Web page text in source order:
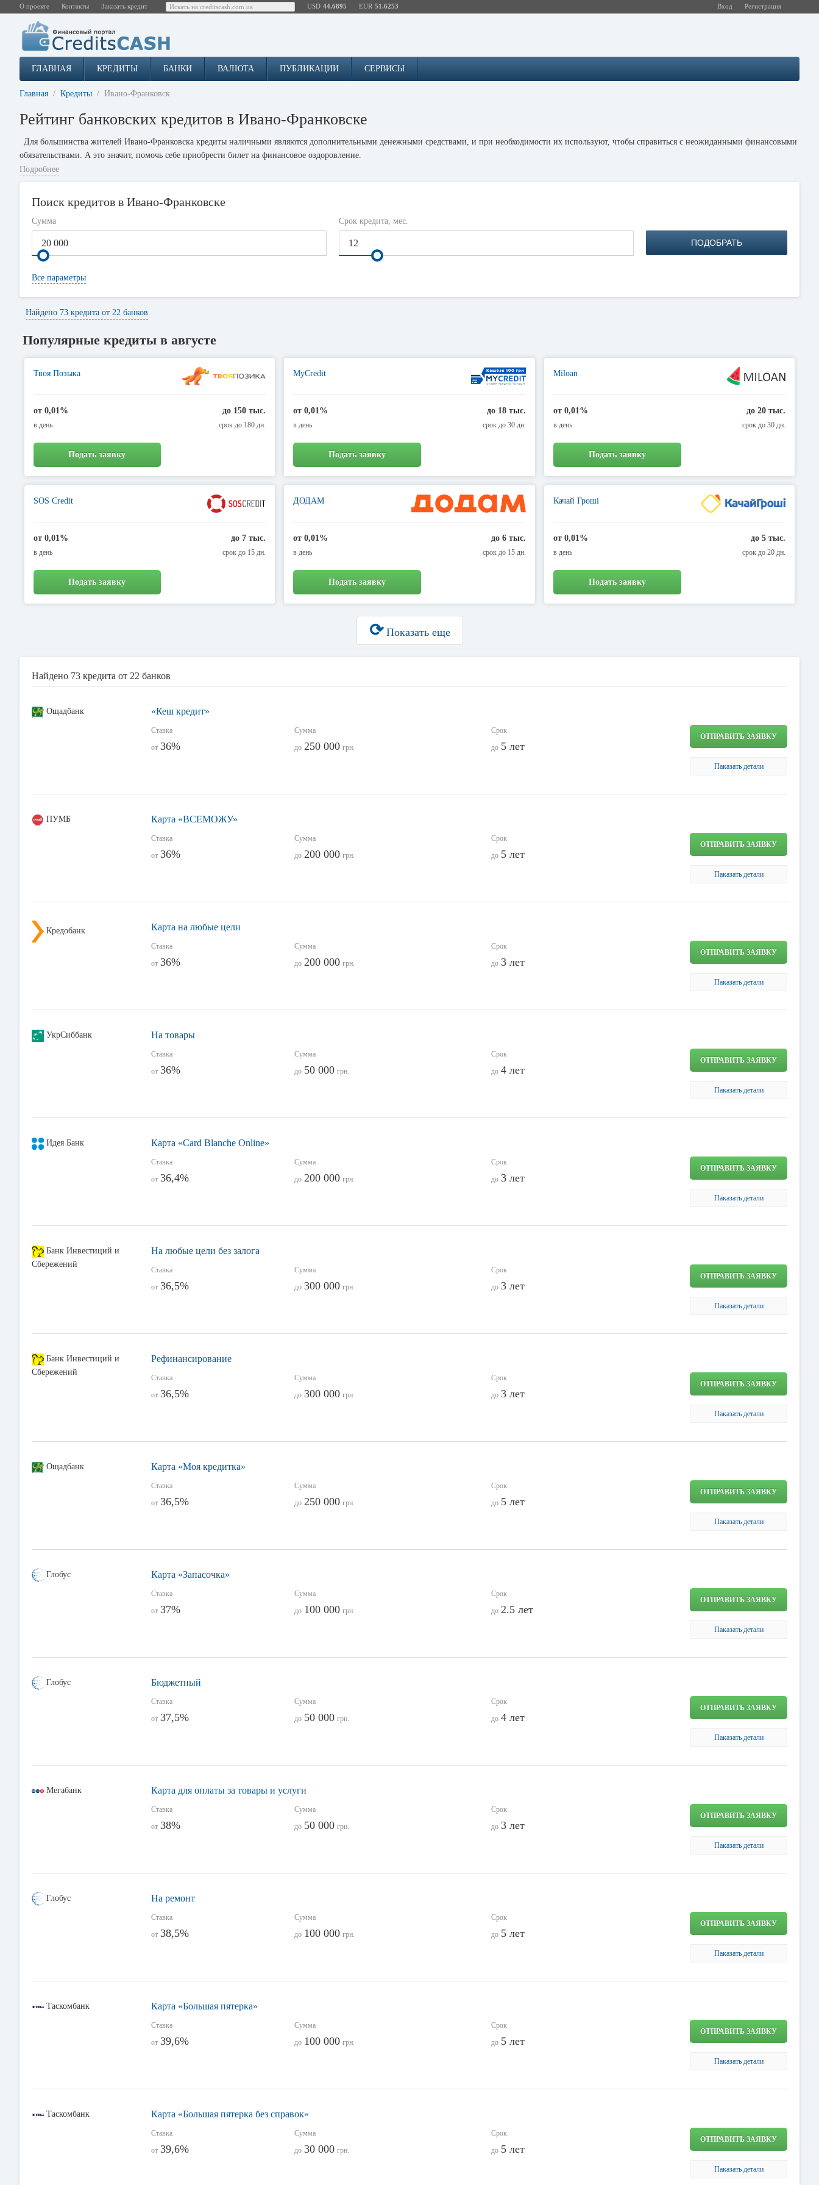
О проекте Контакты Заказать кредит USD 44.6895 EUR 51.6253 Вход Регистрация
ГЛАВНАЯ КРЕДИТЫ БАНКИ ВАЛЮТА ПУБЛИКАЦИИ СЕРВИСЫ
Главная Кредиты Ивано-Франковск
Рейтинг банковских кредитов в Ивано-Франковске
Для большинства жителей Ивано-Франковска кредиты наличными являются дополнительными денежными средствами, и при необходимости их используют, чтобы справиться с неожиданными финансовыми
обязательствами. А это значит, помочь себе приобрести билет на финансовое оздоровление.
Первым шагом в получении банковского кредита является наличие хорошего кредитного рейтинга. Дело в том, что зачастую кредитная история человека говорит о многом, а именно о его способности
После получения кредита наличными, важно своевременно сплачивать все ежемесячные платежи и полностью закрыть кредит в отведенный для этого срок. В противном случае заемщик может испортить
свою кредитную историю и будет иметь низкие шансы получить кредит в будущем.
Низкий кредитный рейтинг, конечно, влияет на процесс согласования кредита, но не достаточно, чтобы разрушить все шансы на утверждение. Главная тревога для большинство коммерческих банков
заключается в том, сможет ли заявитель без проблемно погашать кредит. После подтверждения того, что это возможно, утверждение заявки будет одобрено.
Основная тенденция банков значиться в том, что любой вид кредита можно заказать через Интернет, отправив онлайн-заявку через сайт банка. Преимущество уникальной услуги кредит наличными онлайн в
том, что вы можете сравнить и выбрать более конкурентоспособные процентные ставки и сроки погашения. Это обстоятельство делает займы еще более доступными для пользователей. И еще более важно то,
Каждый желающий имеет возможность подать заявку на кредит сразу в несколько банков и быстро оформить кредит в городе Ивано-Франковске, после решения о выдачи кредита с вами свяжется менеджер
Подробнее
Поиск кредитов в Ивано-Франковске
Сумма Срок кредита, мес.
Все параметры
ПОДОБРАТЬ
Найдено 73 кредита от 22 банков
Популярные кредиты в августе
Твоя Позыка
от 0,01%
в день
до 150 тыс.
срок до 180 дн.
Подать заявку
MyCredit
от 0,01%
в день
до 18 тыс.
срок до 30 дн.
Подать заявку
Miloan
от 0,01%
в день
до 20 тыс.
срок до 30 дн.
Подать заявку
SOS Credit
от 0,01%
в день
до 7 тыс.
срок до 15 дн.
Подать заявку
ДОДАМ
от 0,01%
в день
до 6 тыс.
срок до 15 дн.
Подать заявку
Качай Гроші
от 0,01%
в день
до 5 тыс.
срок до 20 дн.
Подать заявку
⟳Показать еще
Найдено 73 кредита от 22 банков
Ощадбанк «Кеш кредит»
Ставка
от 36%
Сумма
до 250 000 грн.
Срок
до 5 лет
ОТПРАВИТЬ ЗАЯВКУ
Паказать детали
ПУМБ Карта «ВСЕМОЖУ»
Ставка
от 36%
Сумма
до 200 000 грн.
Срок
до 5 лет
ОТПРАВИТЬ ЗАЯВКУ
Паказать детали
Кредобанк Карта на любые цели
Ставка
от 36%
Сумма
до 200 000 грн.
Срок
до 3 лет
ОТПРАВИТЬ ЗАЯВКУ
Паказать детали
УкрСиббанк На товары
Ставка
от 36%
Сумма
до 50 000 грн.
Срок
до 4 лет
ОТПРАВИТЬ ЗАЯВКУ
Паказать детали
Идея Банк Карта «Card Blanche Online»
Ставка
от 36,4%
Сумма
до 200 000 грн.
Срок
до 3 лет
ОТПРАВИТЬ ЗАЯВКУ
Паказать детали
Банк Инвестиций и
Сбережений
На любые цели без залога
Ставка
от 36,5%
Сумма
до 300 000 грн.
Срок
до 3 лет
ОТПРАВИТЬ ЗАЯВКУ
Паказать детали
Банк Инвестиций и
Сбережений
Рефинансирование
Ставка
от 36,5%
Сумма
до 300 000 грн.
Срок
до 3 лет
ОТПРАВИТЬ ЗАЯВКУ
Паказать детали
Ощадбанк Карта «Моя кредитка»
Ставка
от 36,5%
Сумма
до 250 000 грн.
Срок
до 5 лет
ОТПРАВИТЬ ЗАЯВКУ
Паказать детали
Глобус Карта «Запасочка»
Ставка
от 37%
Сумма
до 100 000 грн.
Срок
до 2.5 лет
ОТПРАВИТЬ ЗАЯВКУ
Паказать детали
Глобус Бюджетный
Ставка
от 37,5%
Сумма
до 50 000 грн.
Срок
до 4 лет
ОТПРАВИТЬ ЗАЯВКУ
Паказать детали
Мегабанк Карта для оплаты за товары и услуги
Ставка
от 38%
Сумма
до 50 000 грн.
Срок
до 3 лет
ОТПРАВИТЬ ЗАЯВКУ
Паказать детали
Глобус На ремонт
Ставка
от 38,5%
Сумма
до 100 000 грн.
Срок
до 5 лет
ОТПРАВИТЬ ЗАЯВКУ
Паказать детали
Таскомбанк Карта «Большая пятерка»
Ставка
от 39,6%
Сумма
до 100 000 грн.
Срок
до 5 лет
ОТПРАВИТЬ ЗАЯВКУ
Паказать детали
Таскомбанк Карта «Большая пятерка без справок»
Ставка
от 39,6%
Сумма
до 30 000 грн.
Срок
до 5 лет
ОТПРАВИТЬ ЗАЯВКУ
Паказать детали